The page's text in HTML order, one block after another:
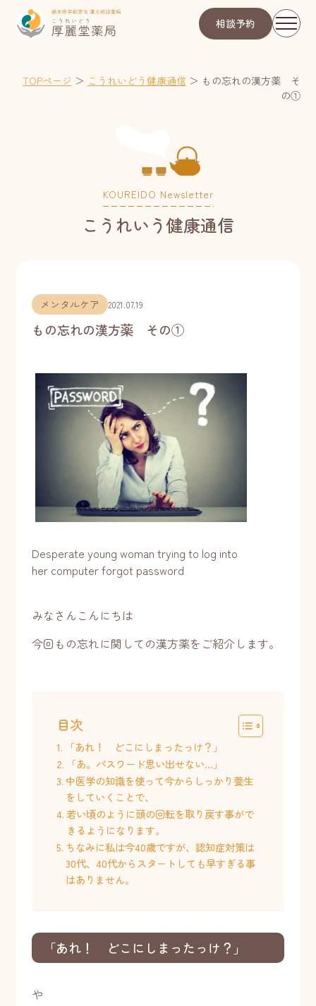
相談予約
TOPページ ＞ こうれいどう健康通信 ＞ もの忘れの漢方薬 そ
の①
KOUREIDO Newsletter
こうれいう健康通信
メンタルケア 2021.07.19
もの忘れの漢方薬 その①
Desperate young woman trying to log into
her computer forgot password
みなさんこんにちは
今回もの忘れに関しての漢方薬をご紹介します。
目次
「あれ！ どこにしまったっけ？」
「あ。パスワード思い出せない…」
中医学の知識を使って今からしっかり養生
をしていくことで、
若い頃のように頭の回転を取り戻す事がで
きるようになります。
ちなみに私は今40歳ですが、認知症対策は
30代、40代からスタートしても早すぎる事
はありません。
「あれ！ どこにしまったっけ？」
や